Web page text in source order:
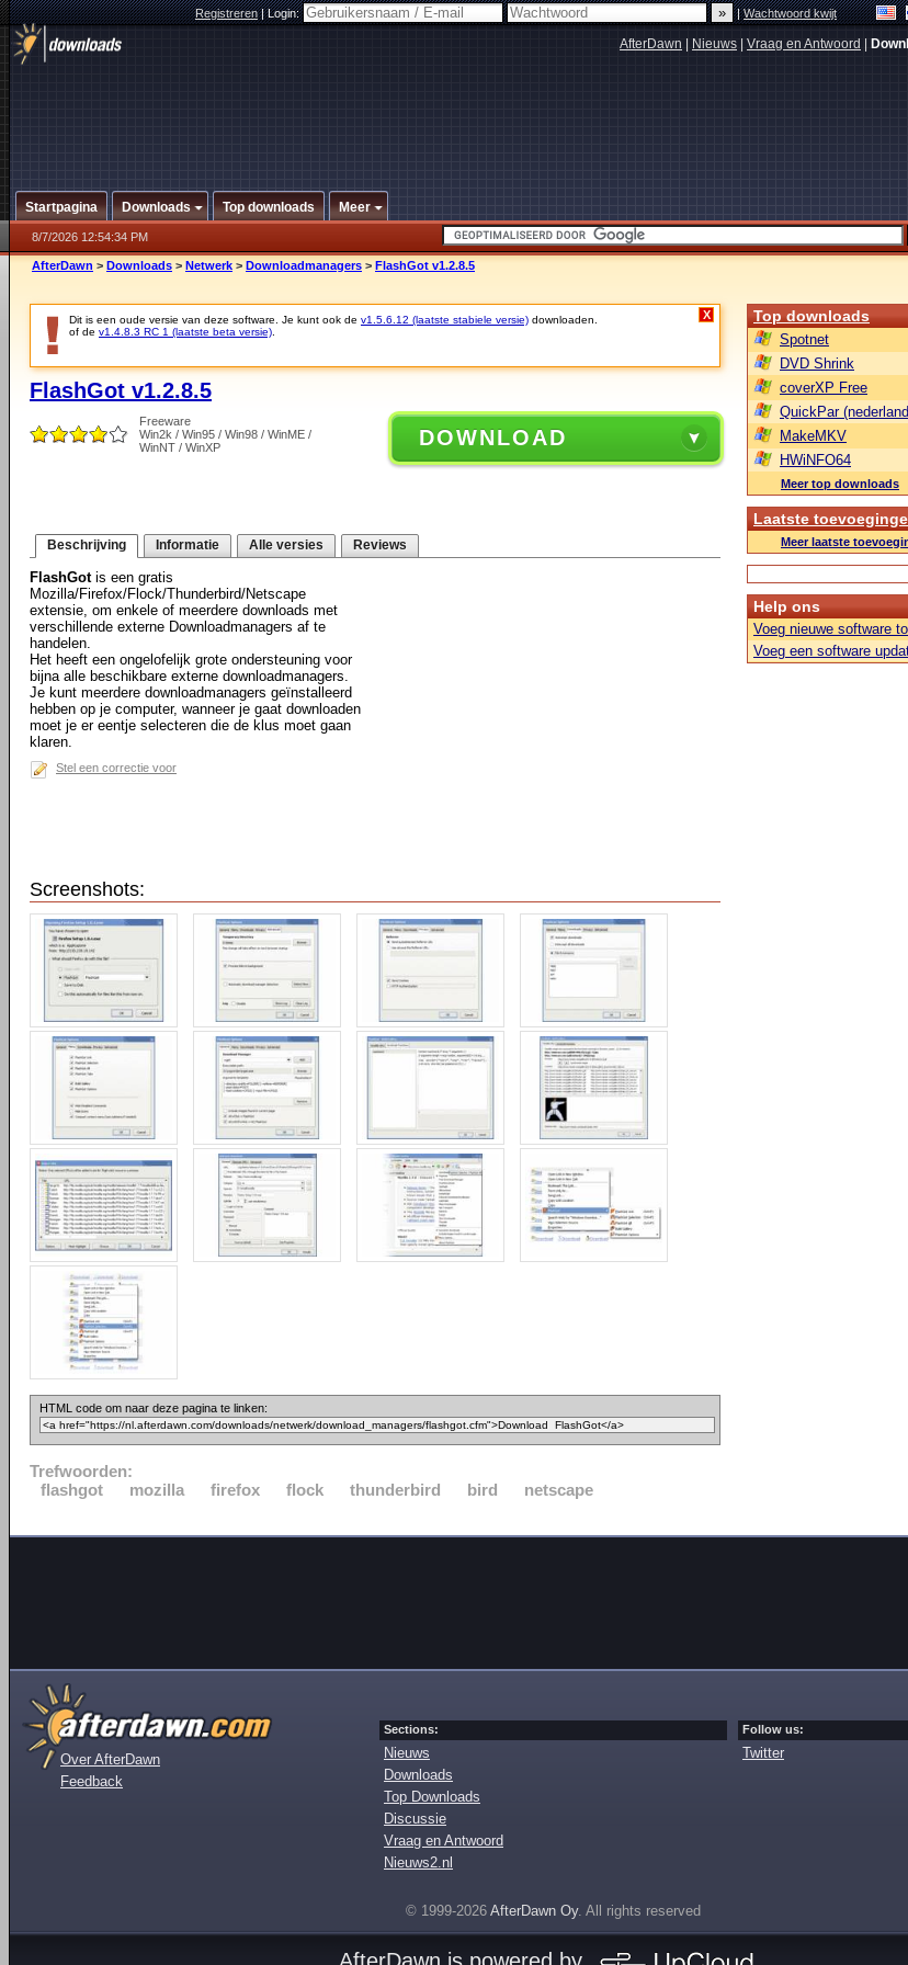
Registreren|Login: |Wachtwoord kwijt
AfterDawn Nieuws Vraag en Antwoord
Startpagina Downloads Top downloads Meer
8/7/2026 12:54:34 PM
AfterDawn > Downloads > Netwerk > Downloadmanagers > FlashGot v1.2.8.5
Dit is een oude versie van deze software. Je kunt ook de v1.5.6.12 (laatste stabiele versie) downloaden.
of de v1.4.8.3 RC 1 (laatste beta versie)
X
FlashGot v1.2.8.5
Freeware
Win2k / Win95 / Win98 / WinME /
WinNT / WinXP
DOWNLOAD
Beschrijving Informatie Alle versies Reviews
FlashGotis een gratis
Mozilla/Firefox/Flock/Thunderbird/Netscape
extensie, om enkele of meerdere downloads met
verschillende externe Downloadmanagers af te
handelen.
Het heeft een ongelofelijk grote ondersteuning voor
bijna alle beschikbare externe downloadmanagers.
Je kunt meerdere downloadmanagers geïnstalleerd
hebben op je computer, wanneer je gaat downloaden
moet je er eentje selecteren die de klus moet gaan
klaren.
Stel een correctie voor
Screenshots:
HTML code om naar deze pagina te linken:
Trefwoorden:
flashgot
mozilla firefox flock thunderbird bird netscape
Top downloads
Spotnet
DVD Shrink
coverXP Free
QuickPar
MakeMKV
HWiNFO64
Meer top downloads
Laatste
Meer laatste
Help ons
Voeg nieuwe software
Voeg een software
Over AfterDawn
Feedback
Sections:
Nieuws
Downloads
Top Downloads
Discussie
Vraag en Antwoord
Nieuws2.nl
Follow us:
Twitter
© 1999-2026 AfterDawn Oy. All rights reserved